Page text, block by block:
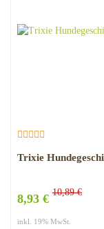
Trixie
8,93 € 10,89 €
inkl. 19% MwSt.